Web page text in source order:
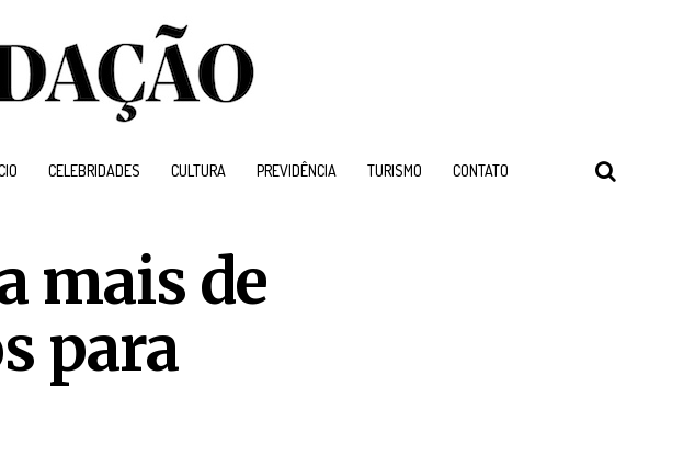
CELEBRIDADES CULTURA PREVIDÊNCIA TURISMO CONTATO
mais de
para